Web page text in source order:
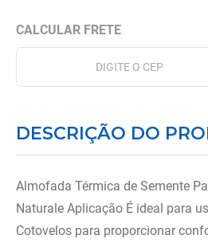
DESCRIÇÃO DO
Almofada Térmica de Semente
Naturale Aplicação É ideal para
Cotovelos para proporcionar